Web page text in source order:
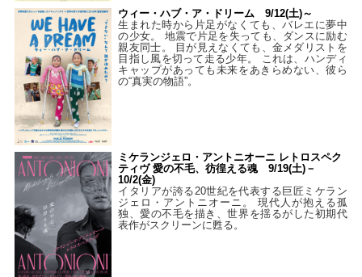
ウィー・ハブ・ア・ドリーム 9/12(土)～
生まれた時から片足がなくても、バレエに夢中
の少女。 地震で片足を失っても、ダンスに励む
親友同士。 目が見えなくても、金メダリストを
目指し風を切って走る少年。 これは、ハンディ
キャップがあっても未来をあきらめない、彼ら
の“真実の物語”。
ミケランジェロ・アントニオーニ レトロスペク
ティヴ 愛の不毛、彷徨える魂 9/19(土)－
10/2(金)
イタリアが誇る20世紀を代表する巨匠ミケラン
ジェロ・アントニオーニ。 現代人が抱える孤
独、愛の不毛を描き、世界を揺るがした初期代
表作がスクリーンに甦る。